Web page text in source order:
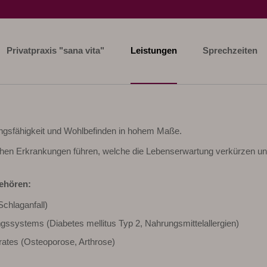
Privatpraxis "sana vita" Leistungen Sprechzeiten
und Wohlbefinden in hohem Maße.
Erkrankungen führen, welche die Lebenserwartung verkürzen
(Diabetes mellitus Typ 2, Nahrungsmittelallergien)
(Osteoporose, Arthrose)